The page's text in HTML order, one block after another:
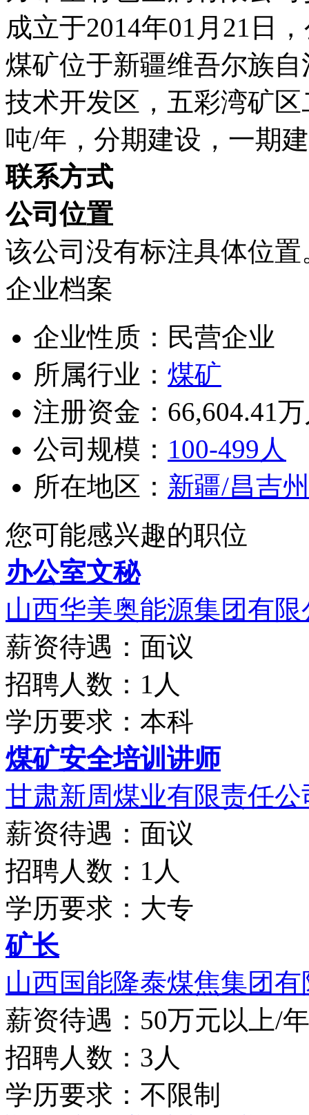
成立于2014年01月21日
煤矿位于新疆维吾尔族
技术开发区，五彩湾矿
吨/年，分期建设，一期
联系方式
公司位置
该公司没有标注具体位置
企业档案
企业性质：民营企业
所属行业： 煤矿
注册资金：66,604.41
公司规模： 100-499人
所在地区： 新疆/昌吉州
您可能感兴趣的职位
办公室文秘
山西华美奥能源集团有限
薪资待遇：面议
招聘人数：1人
学历要求：本科
煤矿安全培训讲师
甘肃新周煤业有限责任公
薪资待遇：面议
招聘人数：1人
学历要求：大专
矿长
山西国能隆泰煤焦集团
薪资待遇：50万元以上/年
招聘人数：3人
学历要求：不限制